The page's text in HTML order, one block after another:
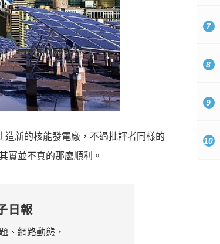
新的核能發電廠，不過批評者同樣的
實並不真的那麼順利。
日報
、網路動態，
7
8
9
10